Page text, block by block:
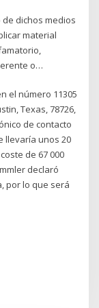
dichos medios
material
o…
el número 11305
Texas, 78726,
de contacto
llevaría unos 20
de 67 000
declaró
por lo que será